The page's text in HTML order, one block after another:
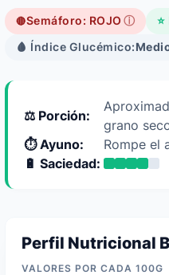
🔴Semáforo: ROJO ⓘ
🩸 Índice Glucémico:
⚖️ Porción:
grano
⏱️ Ayuno:
Rompe el
🔋 Saciedad:
Perfil Nutricional
VALORES POR CADA 100G